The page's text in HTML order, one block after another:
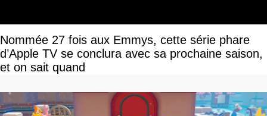
Nommée 27 fois aux Emmys, cette série phare
d’Apple TV se conclura avec sa prochaine saison,
et on sait quand